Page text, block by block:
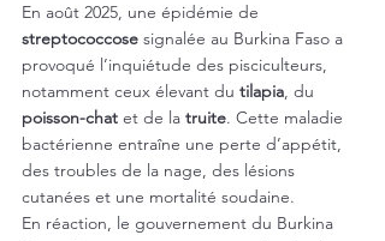
En août 2025, une épidémie de
streptococcose signalée au Burkina Faso a
provoqué l’inquiétude des pisciculteurs,
notamment ceux élevant du tilapia, du
poisson-chat et de la truite. Cette maladie
bactérienne entraîne une perte d’appétit,
des troubles de la nage, des lésions
cutanées et une mortalité soudaine.
En réaction, le gouvernement du Burkina